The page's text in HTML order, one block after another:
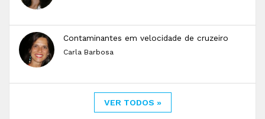
Contaminantes em velocidade de cruzeiro
Carla Barbosa
VER TODOS »